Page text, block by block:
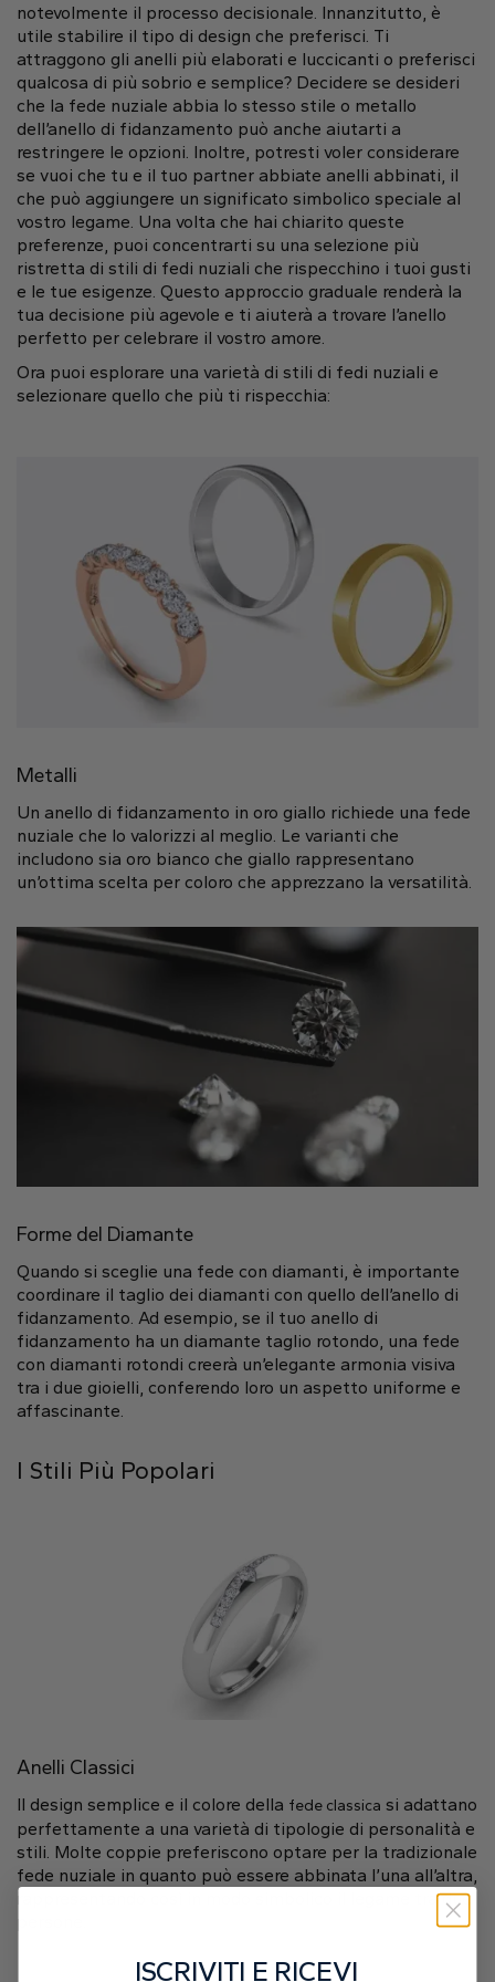
Solitario Pavè Halo
Halo Nascosto Trilogy
Forma del diamante
Ovale
Goccia Radiant
Princess Marquise Asscher
Cuore
Oro Bianco Oro Giallo Oro Rosa
Carta regalo digitale
Scopri di più
Crea il tuo
Anello con diamante
Pendente con diamante
Ovale Radiant Goccia
Smeraldo Marquise Asscher
Cuore
Pendenti
Anelli
Acquista tutto
Carta regalo digitale
Scopri di più
Visualizza sulla mappa Direzione
Orari di Apertura
Dal Lunedì al Venerdì
9:00 - 13:00
16:30 - 20:00
Sabato
9:00 - 13:00
Domenica (Chiuso)
Le forme dei diamanti
Fluorescenza dei diamanti
Fedi nuziali
Cura dei Gioielli
Gift Card
Carta regalo digitale
Scopri di più
notevolmente il processo decisionale. Innanzitutto, è
utile stabilire il tipo di design che preferisci. Ti
attraggono gli anelli più elaborati e luccicanti o preferisci
qualcosa di più sobrio e semplice? Decidere se desideri
che la fede nuziale abbia lo stesso stile o metallo
dell’anello di fidanzamento può anche aiutarti a
restringere le opzioni. Inoltre, potresti voler considerare
se vuoi che tu e il tuo partner abbiate anelli abbinati, il
che può aggiungere un significato simbolico speciale al
vostro legame. Una volta che hai chiarito queste
preferenze, puoi concentrarti su una selezione più
ristretta di stili di fedi nuziali che rispecchino i tuoi gusti
e le tue esigenze. Questo approccio graduale renderà la
tua decisione più agevole e ti aiuterà a trovare l’anello
perfetto per celebrare il vostro amore.
Ora puoi esplorare una varietà di stili di fedi nuziali e
selezionare quello che più ti rispecchia:
Metalli
Un anello di fidanzamento in oro giallo richiede una fede
nuziale che lo valorizzi al meglio. Le varianti che
includono sia oro bianco che giallo rappresentano
un’ottima scelta per coloro che apprezzano la versatilità.
Forme del Diamante
Quando si sceglie una fede con diamanti, è importante
coordinare il taglio dei diamanti con quello dell’anello di
fidanzamento. Ad esempio, se il tuo anello di
fidanzamento ha un diamante taglio rotondo, una fede
con diamanti rotondi creerà un’elegante armonia visiva
tra i due gioielli, conferendo loro un aspetto uniforme e
affascinante.
I Stili Più Popolari
Anelli Classici
Il design semplice e il colore della fede classica si adattano
perfettamente a una varietà di tipologie di personalità e
stili. Molte coppie preferiscono optare per la tradizionale
fede nuziale in quanto può essere abbinata l’una all’altra,
rappresentando così in modo simbolico il legame tra due
ISCRIVITI E RICEVI